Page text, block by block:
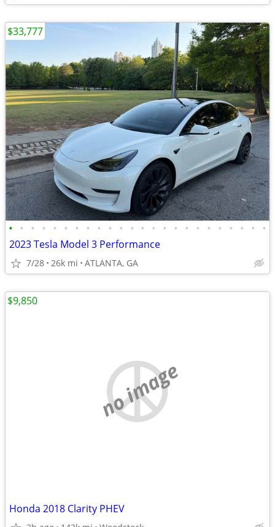
• • • • • • • • • • • • • • • • • • • • • • • •
2023 Tesla Model 3 Performance
7/28 26k mi ATLANTA, GA
$33,777
no image
Honda 2018 Clarity PHEV
$9,850